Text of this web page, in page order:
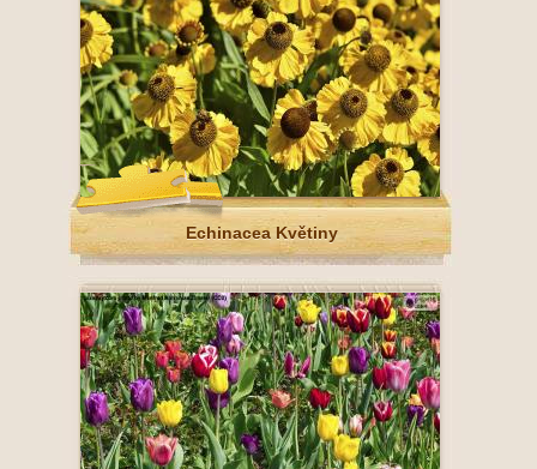
Echinacea Květiny